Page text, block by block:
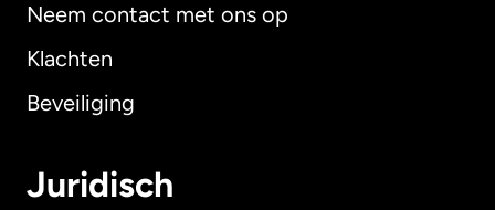
Neem contact met ons op
Klachten
Beveiliging
Juridisch